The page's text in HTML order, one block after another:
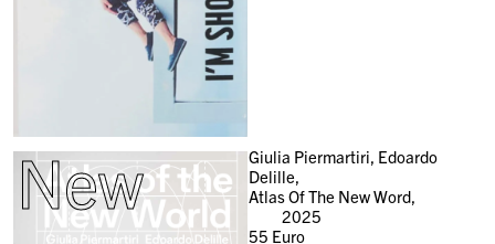
New
Giulia Piermartiri, Edoardo
Delille,
Atlas Of The New Word,
2025
55 Euro